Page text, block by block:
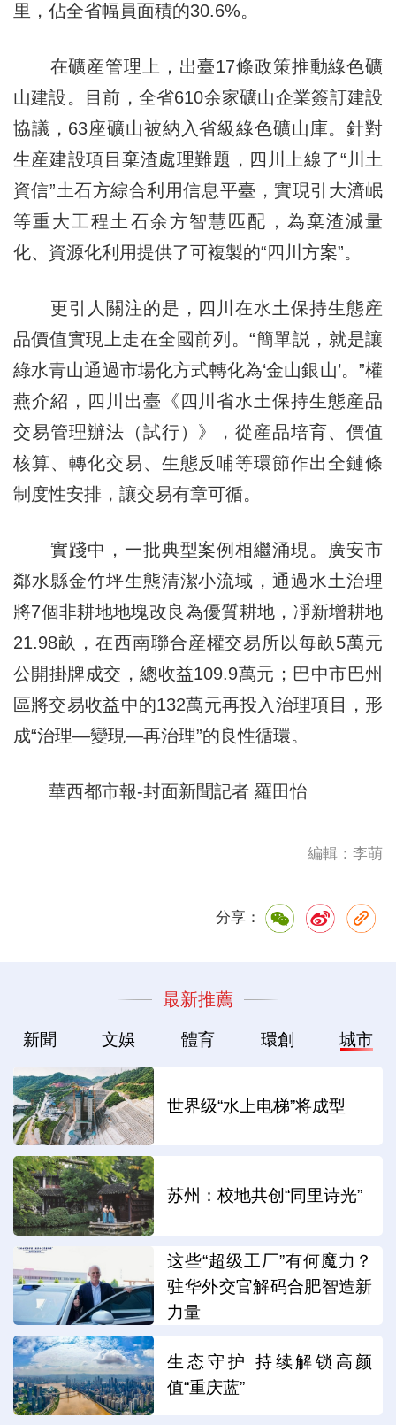
里，佔全省幅員面積的30.6%。
在礦産管理上，出臺17條政策推動綠色礦
山建設。目前，全省610余家礦山企業簽訂建設
協議，63座礦山被納入省級綠色礦山庫。針對
生産建設項目棄渣處理難題，四川上線了“川土
資信”土石方綜合利用信息平臺，實現引大濟岷
等重大工程土石余方智慧匹配，為棄渣減量
化、資源化利用提供了可複製的“四川方案”。
更引人關注的是，四川在水土保持生態産
品價值實現上走在全國前列。“簡單説，就是讓
綠水青山通過市場化方式轉化為‘金山銀山’。”權
燕介紹，四川出臺《四川省水土保持生態産品
交易管理辦法（試行）》，從産品培育、價值
核算、轉化交易、生態反哺等環節作出全鏈條
制度性安排，讓交易有章可循。
實踐中，一批典型案例相繼涌現。廣安市
鄰水縣金竹坪生態清潔小流域，通過水土治理
將7個非耕地地塊改良為優質耕地，凈新增耕地
21.98畝，在西南聯合産權交易所以每畝5萬元
公開掛牌成交，總收益109.9萬元；巴中市巴州
區將交易收益中的132萬元再投入治理項目，形
成“治理—變現—再治理”的良性循環。
華西都市報-封面新聞記者 羅田怡
編輯：李萌
分享：
最新推薦
新聞 文娛 體育 環創 城市
世界级“水上电梯”将成型
苏州：校地共创“同里诗光”
这些“超级工厂”有何魔力？
驻华外交官解码合肥智造新
力量
生态守护 持续解锁高颜
值“重庆蓝”